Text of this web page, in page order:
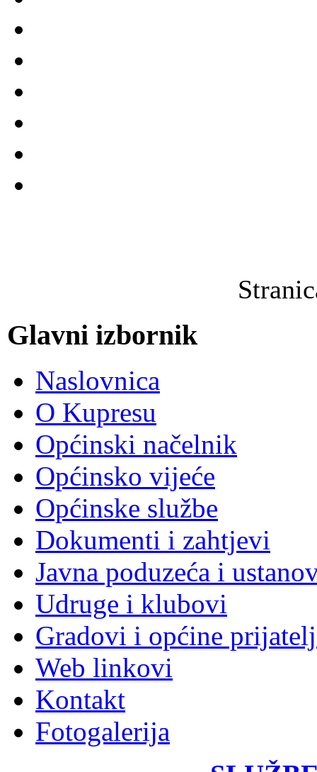
Glavni izbornik
Naslovnica
O Kupresu
Općinski načelnik
Općinsko vijeće
Općinske službe
Dokumenti i zahtjevi
Javna poduzeća i
Udruge i klubovi
Gradovi i općine
Web linkovi
Kontakt
Fotogalerija